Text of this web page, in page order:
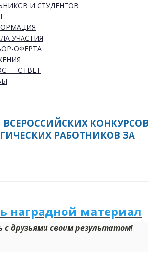
И СТУДЕНТОВ
УЧАСТИЯ
ОФЕРТА
— ОТВЕТ
ВСЕРОССИЙСКИХ КОНКУРСОВ
РАБОТНИКОВ ЗА
наградной материал
с друзьями своим результатом!